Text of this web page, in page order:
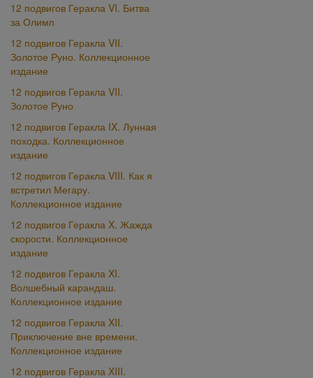
12 подвигов Геракла VI. Битва
за Олимп
12 подвигов Геракла VII.
Золотое Руно. Коллекционное
издание
12 подвигов Геракла VII.
Золотое Руно
12 подвигов Геракла IX. Лунная
походка. Коллекционное
издание
12 подвигов Геракла VIII. Как я
встретил Мегару.
Коллекционное издание
12 подвигов Геракла X. Жажда
скорости. Коллекционное
издание
12 подвигов Геракла XI.
Волшебный карандаш.
Коллекционное издание
12 подвигов Геракла XII.
Приключение вне времени.
Коллекционное издание
12 подвигов Геракла XIII.